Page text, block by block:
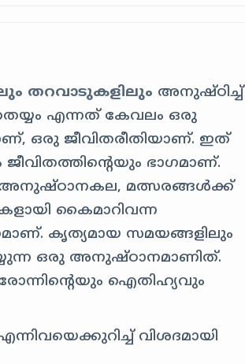
തറവാടുകളിലും അനുഷ്ഠിച്ച്
എന്നത് കേവലം ഒരു
ഒരു ജീവിതരീതിയാണ്. ഇത്
ഭാഗമാണ്.
മത്സരങ്ങൾക്ക്
കൈമാറിവന്ന
കൃത്യമായ സമയങ്ങളിലും
ഒരു അനുഷ്ഠാനമാണിത്.
ഐതിഹ്യവും
വിശദമായി